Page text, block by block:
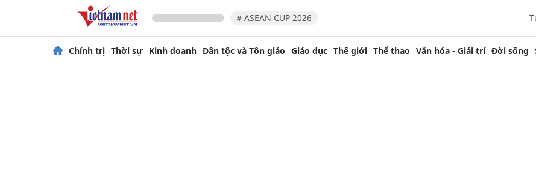
# ASEAN CUP 2026
Chính trị Thời sự Kinh doanh Dân tộc và Tôn giáo Giáo dục Thế giới Thể thao Văn hóa - Giải trí Đời sống